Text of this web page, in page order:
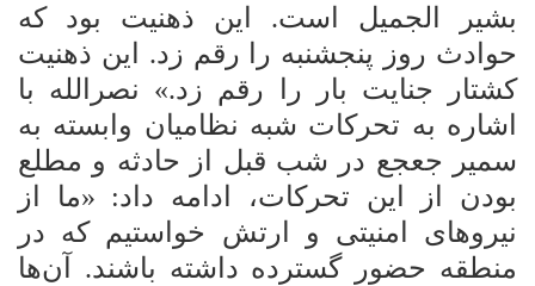
بشیر الجمیل است. این ذهنیت بود که
حوادث روز
پنجشنبه را رقم زد. این ذهنیت
کشتار جنایت بار
را رقم زد.» نصرالله با
اشاره به تحرکات شبه نظامیان وابسته به
سمیر جعجع در شب قبل از حادثه و مطلع
بودن از این تحرکات، ادامه داد: «ما از
نیروهای امنیتی و ارتش خواستیم که در
منطقه حضور گسترده داشته باشند. آن‌ها